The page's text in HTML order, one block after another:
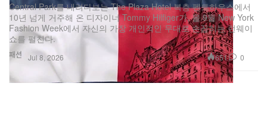
패션
Central Park를 내려다보는 The Plaza Hotel 복층 펜트하우스에서
10년 넘게 거주해 온 디자이너 Tommy Hilfiger가, 올 9월 New York
Fashion Week에서 자신의 가장 개인적인 무대로 손꼽히는 런웨이
쇼를 펼친다.
Jul 8, 2026 651 0